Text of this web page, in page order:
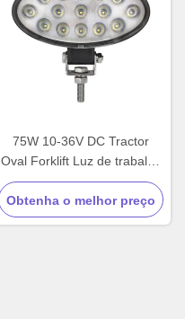
75W 10-36V DC Tractor
Oval Forklift Luz de trabalho
LED
Obtenha o melhor preço